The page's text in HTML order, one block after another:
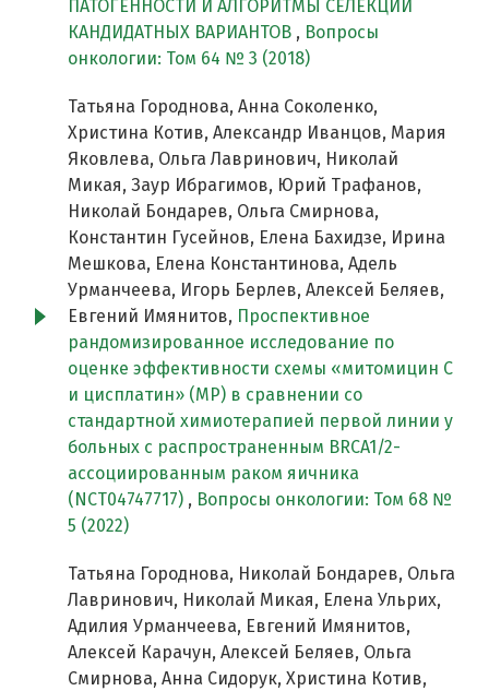
ПАТОГЕННОСТИ И АЛГОРИТМЫ СЕЛЕКЦИИ
КАНДИДАТНЫХ ВАРИАНТОВ , Вопросы
онкологии: Том 64 № 3 (2018)
Татьяна Городнова, Анна Соколенко,
Христина Котив, Александр Иванцов, Мария
Яковлева, Ольга Лавринович, Николай
Микая, Заур Ибрагимов, Юрий Трафанов,
Николай Бондарев, Ольга Смирнова,
Константин Гусейнов, Елена Бахидзе, Ирина
Мешкова, Елена Константинова, Адель
Урманчеева, Игорь Берлев, Алексей Беляев,
Евгений Имянитов, Проспективное
рандомизированное исследование по
оценке эффективности схемы «митомицин С
и цисплатин» (MP) в сравнении со
стандартной химиотерапией первой линии у
больных c распространенным BRCA1/2-
ассоциированным раком яичника
(NCT04747717) , Вопросы онкологии: Том 68 №
5 (2022)
Татьяна Городнова, Николай Бондарев, Ольга
Лавринович, Николай Микая, Елена Ульрих,
Адилия Урманчеева, Евгений Имянитов,
Алексей Карачун, Алексей Беляев, Ольга
Смирнова, Анна Сидорук, Христина Котив,